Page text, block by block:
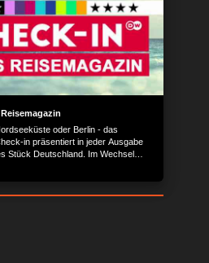
oder Berlin - das
in präsentiert in jeder Ausgabe
Stück Deutschland. Im Wechsel